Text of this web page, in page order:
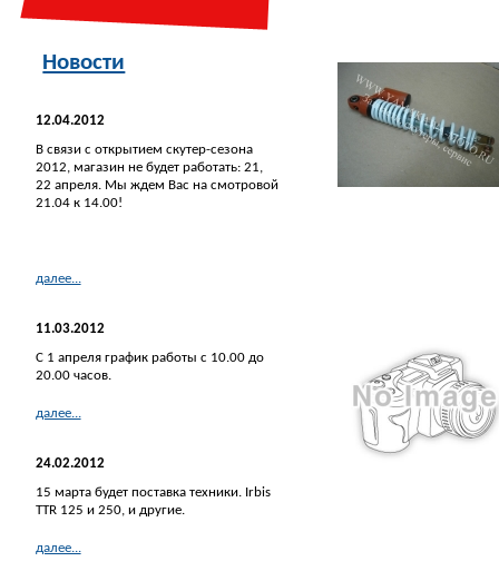
Новости
12.04.2012
В связи с открытием скутер-сезона
2012, магазин не будет работать: 21,
22 апреля. Мы ждем Вас на смотровой
21.04 к 14.00!
далее...
11.03.2012
С 1 апреля график работы с 10.00 до
20.00 часов.
далее...
24.02.2012
15 марта будет поставка техники. Irbis
TTR 125 и 250, и другие.
далее...